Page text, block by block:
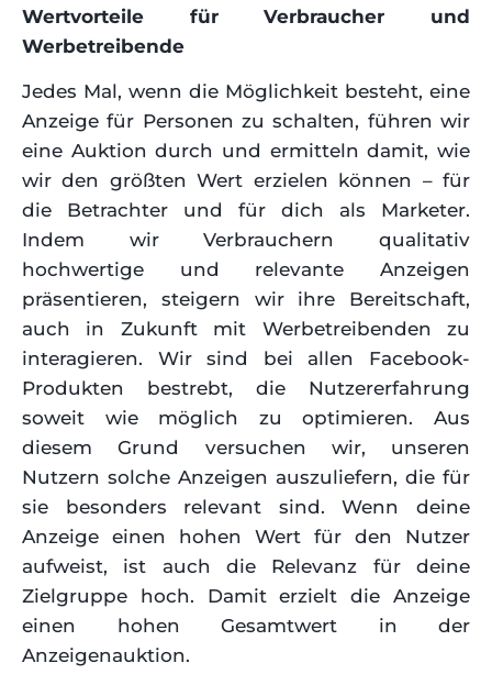
Wertvorteile für Verbraucher und
Werbetreibende
Jedes Mal, wenn die Möglichkeit besteht, eine
Anzeige für Personen zu schalten, führen wir
eine Auktion durch und ermitteln damit, wie
wir den größten Wert erzielen können – für
die Betrachter und für dich als Marketer.
Indem wir Verbrauchern qualitativ
hochwertige und relevante Anzeigen
präsentieren, steigern wir ihre Bereitschaft,
auch in Zukunft mit Werbetreibenden zu
interagieren. Wir sind bei allen Facebook-
Produkten bestrebt, die Nutzererfahrung
soweit wie möglich zu optimieren. Aus
diesem Grund versuchen wir, unseren
Nutzern solche Anzeigen auszuliefern, die für
sie besonders relevant sind. Wenn deine
Anzeige einen hohen Wert für den Nutzer
aufweist, ist auch die Relevanz für deine
Zielgruppe hoch. Damit erzielt die Anzeige
einen hohen Gesamtwert in der
Anzeigenauktion.